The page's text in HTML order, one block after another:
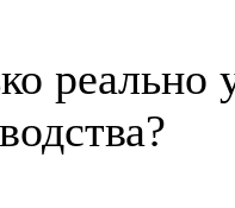
реально